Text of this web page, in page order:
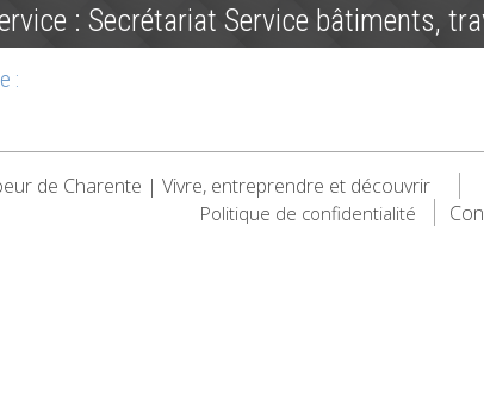
: Secrétariat Service bâtiments,
:
de Charente | Vivre, entreprendre et découvrir
Politique de confidentialité